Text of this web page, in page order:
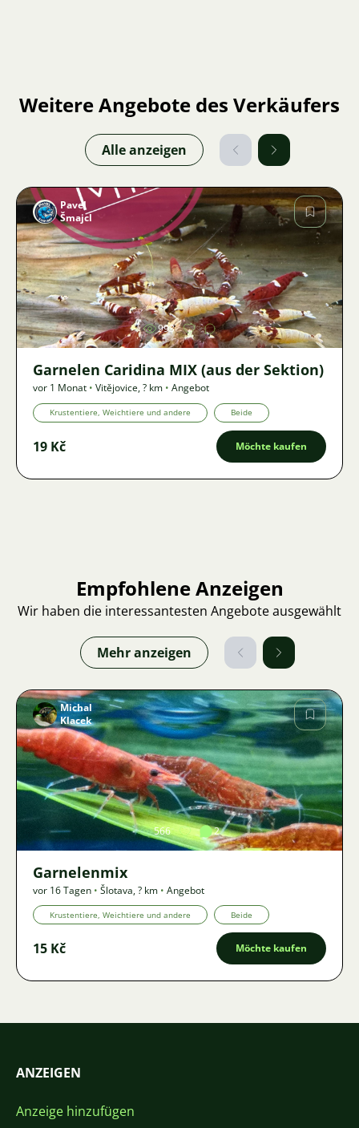
Weitere Angebote des Verkäufers
Alle anzeigen
Bild
Pavel
Šmajcl
993
Garnelen Caridina MIX (aus der Sektion)
vor 1 Monat • Vitějovice,? km • Angebot
Krustentiere, Weichtiere und andere Beide
19 Kč Möchte kaufen
Empfohlene Anzeigen
Wir haben die interessantesten Angebote ausgewählt
Mehr anzeigen
Bild
Michal
Klacek
566 2
Garnelenmix
vor 16 Tagen • Šlotava,? km • Angebot
Krustentiere, Weichtiere und andere Beide
15 Kč Möchte kaufen
ANZEIGEN
Anzeige hinzufügen